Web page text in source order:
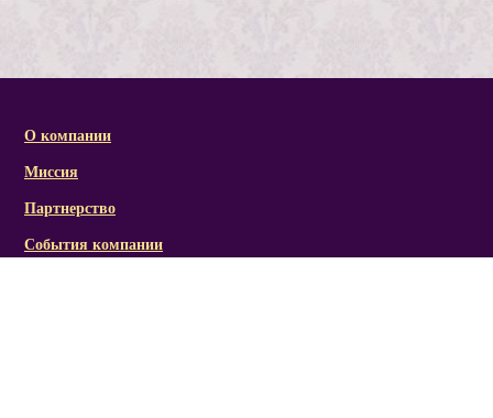
О компании
Миссия
Партнерство
События компании